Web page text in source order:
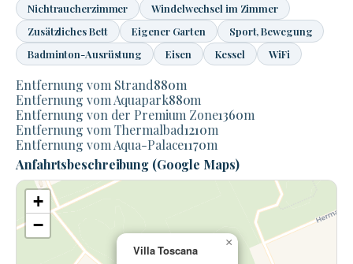
Nichtraucherzimmer
Windelwechsel im Zimmer
Zusätzliches Bett
Eigener Garten
Sport, Bewegung
Badminton-Ausrüstung
Eisen Kessel WiFi
Entfernung vom Strand880m
Entfernung vom Aquapark880m
Entfernung von der Premium Zone1360m
Entfernung vom Thermalbad1210m
Entfernung vom Aqua-Palace1170m
Anfahrtsbeschreibung (Google Maps)
Villa Toscana
×
+
−